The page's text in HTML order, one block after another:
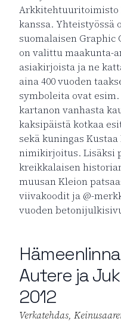
Arkkitehtuuritoimisto
kanssa. Yhteistyössä
suomalaisen Graphic
on valittu maakunta-
asiakirjoista ja ne
aina 400 vuoden
symboleita ovat
kartanon vanhasta
kaksipäistä kotkaa
sekä kuningas
nimikirjoitus. Lisäksi
kreikkalaisen
muusan Kleion
viivakoodit ja @-
vuoden
Autere ja
2012
Verkatehdas,